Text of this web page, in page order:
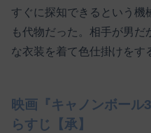
すぐに探知できるという機
も代物だった。相手が男
な衣装を着て色仕掛けをす
映画『キャノンボール
らすじ【承】